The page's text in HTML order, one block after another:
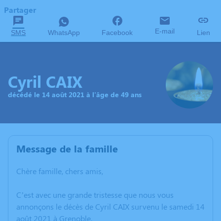
Partager
SMS WhatsApp Facebook E-mail Lien
Cyril CAIX
décédé le 14 août 2021 à l'âge de 49 ans
Message de la famille
Chère famille, chers amis,
C’est avec une grande tristesse que nous vous
annonçons le décès de Cyril CAIX survenu le samedi 14
août 2021 à Grenoble.